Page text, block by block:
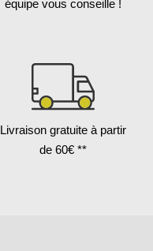
équipe vous conseille !
Livraison gratuite à partir
de 60€ **